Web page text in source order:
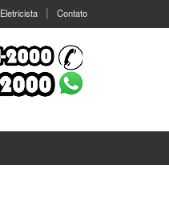
Eletricista Contato